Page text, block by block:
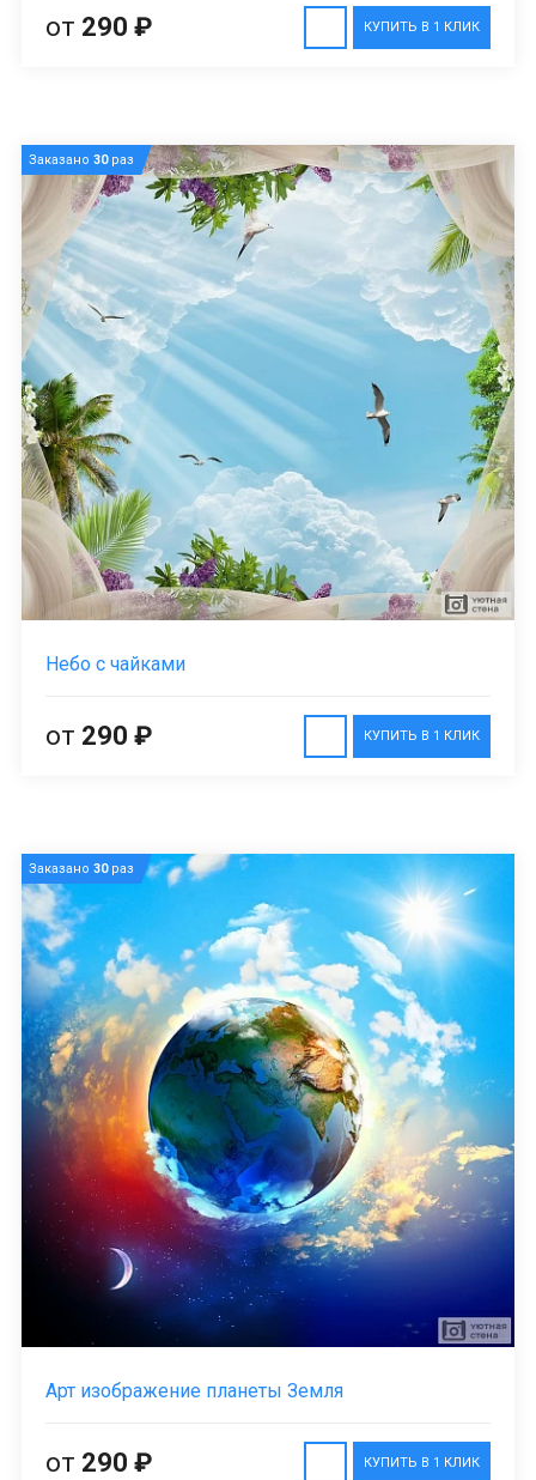
КУПИТЬ В 1 КЛИК
от 290 ₽
Заказано 30раз
Небо с чайками
КУПИТЬ В 1 КЛИК
от 290 ₽
Заказано 30раз
Арт изображение планеты Земля
КУПИТЬ В 1 КЛИК
от 290 ₽